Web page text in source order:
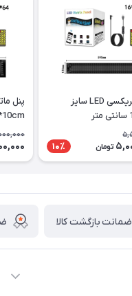
پنل ماتریکسی LED سایز
تومان 10٪
ضمانت بازگشت کالا